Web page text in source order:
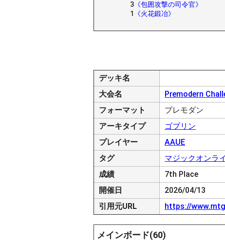
3 《包囲攻撃の司令官》
1
《火花鍛冶》
デッキ名
大会名
Premodern
フォーマット
プレモダン
アーキタイプ
ゴブリン
プレイヤー
AAUE
タグ
マジックオンラ
成績
7th Place
開催日
2026/04/13
引用元URL
https://
メインボード(60)